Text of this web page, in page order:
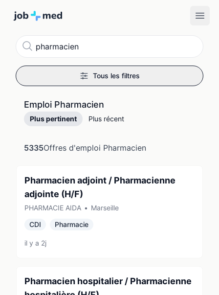
Tous les filtres
Emploi Pharmacien
Plus pertinent Plus récent
5335Offres d'emploi Pharmacien
Pharmacien adjoint / Pharmacienne
adjointe (H/F)
PHARMACIE AIDA • Marseille
CDI
Pharmacie
il y a 2j
Pharmacien hospitalier / Pharmacienne